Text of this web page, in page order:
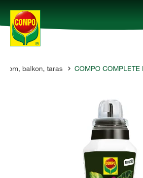
Produkty
Dom, balkon, taras COMPO